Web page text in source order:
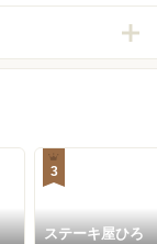
3
ステーキ屋ひろ